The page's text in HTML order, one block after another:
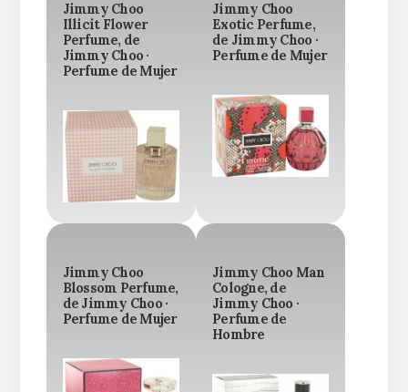
Jimmy Choo
Illicit Flower
Perfume, de
Jimmy Choo ·
Perfume de Mujer
Jimmy Choo
Exotic Perfume,
de Jimmy Choo ·
Perfume de Mujer
Jimmy Choo
Blossom Perfume,
de Jimmy Choo ·
Perfume de Mujer
Jimmy Choo Man
Cologne, de
Jimmy Choo ·
Perfume de
Hombre